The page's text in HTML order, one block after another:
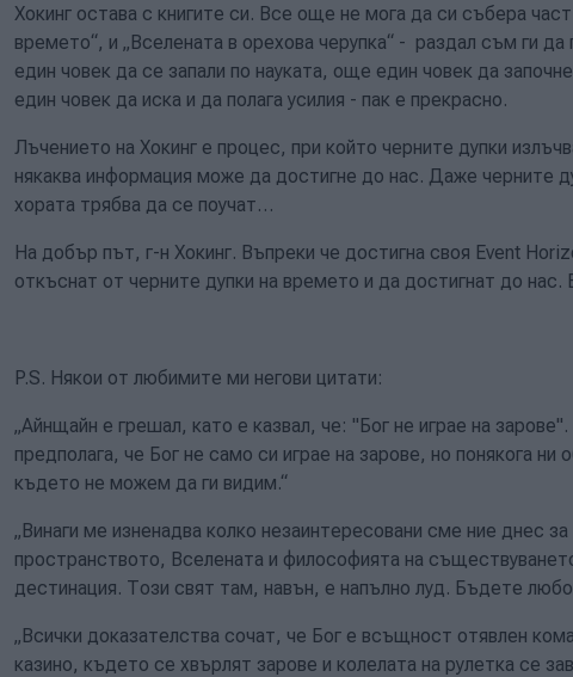
Хокинг остава с книгите си. Все още не мога да си събера
времето“, и „Вселената в орехова черупка“ - раздал съм ги
един човек да се запали по науката, още един човек да
един човек да иска и да полага усилия - пак е прекрасно.
Лъчението на Хокинг е процес, при който черните дупки
някаква информация може да достигне до нас. Даже черните
хората трябва да се поучат…
На добър път, г-н Хокинг. Въпреки че достигна своя Event
откъснат от черните дупки на времето и да достигнат до нас.
P.S. Някои от любимите ми негови цитати:
„Айнщайн е грешал, като е казвал, че: "Бог не играе на
предполага, че Бог не само си играе на зарове, но понякога ни
където не можем да ги видим.“
„Винаги ме изненадва колко незаинтересовани сме ние днес
пространството, Вселената и философията на
дестинация. Този свят там, навън, е напълно луд. Бъдете
„Всички доказателства сочат, че Бог е всъщност отявлен
казино, където се хвърлят зарове и колелата на рулетка се